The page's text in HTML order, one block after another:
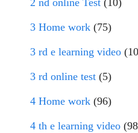
2 nd online Test (10)
3 Home work (75)
3 rd e learning video
3 rd online test (5)
4 Home work (96)
4 th e learning video